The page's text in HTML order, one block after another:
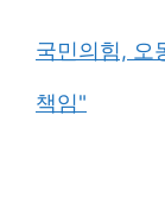
국민의힘, 오
책임"